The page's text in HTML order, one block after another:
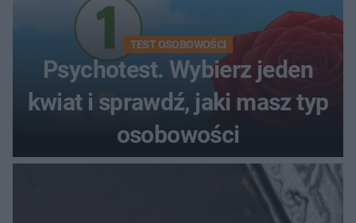
TEST OSOBOWOŚCI
Psychotest. Wybierz jeden
kwiat i sprawdź, jaki masz typ
osobowości